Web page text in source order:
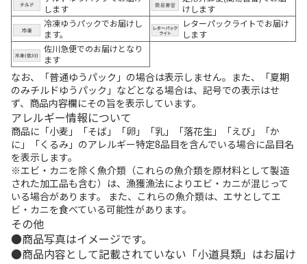
します
けします
冷凍ゆうパックでお届けし
ます。
レターパックライトでお届け
します
佐川急便でのお届けとなり
ます
なお、「普通ゆうパック」の場合は表示しません。また、「夏期
のみチルドゆうパック」などとなる場合は、記号での表示はせ
ず、商品内容欄にその旨を表示しています。
アレルギー情報について
商品に「小麦」「そば」「卵」「乳」「落花生」「えび」「か
に」「くるみ」のアレルギー特定8品目を含んでいる場合に品目名
を表示します。
※エビ・カニを除く魚介類（これらの魚介類を原材料として製造
された加工品も含む）は、漁獲漁法によりエビ・カニが混じって
いる場合があります。 また、これらの魚介類は、エサとしてエ
ビ・カニを食べている可能性があります。
その他
商品写真はイメージです。
商品内容として記載されていない「小道具類」はお届け